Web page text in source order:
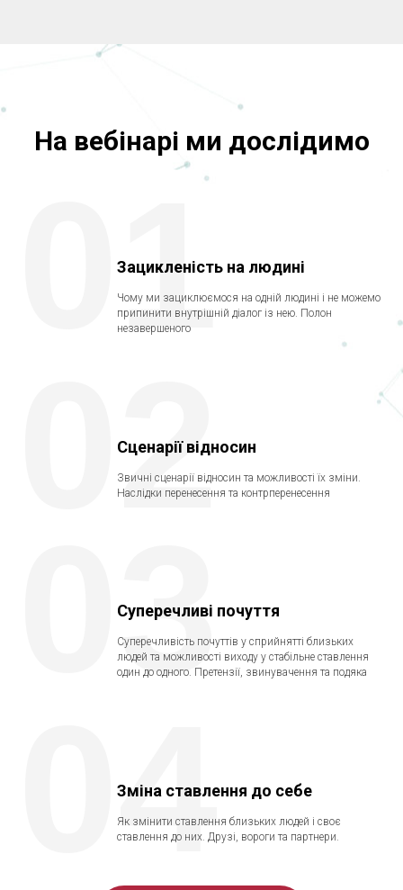
На вебінарі ми дослідимо
Зацикленість на людині
Чому ми зациклюємося на одній людині і не можемо
припинити внутрішній діалог із нею. Полон
незавершеного
01
Сценарії відносин
Звичні сценарії відносин та можливості їх зміни.
Наслідки перенесення та контрперенесення
02
Суперечливі почуття
Суперечливість почуттів у сприйнятті близьких
людей та можливості виходу у стабільне ставлення
один до одного. Претензії, звинувачення та подяка
03
Зміна ставлення до себе
Як змінити ставлення близьких людей і своє
ставлення до них. Друзі, вороги та партнери.
04